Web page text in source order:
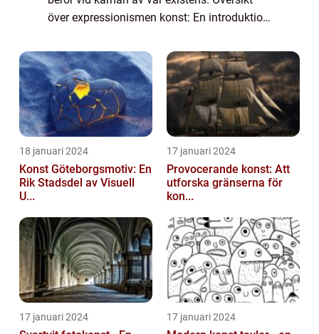
över expressionismen konst: En introduktion
konststilen Expressionismen konst är en
konstst...
18 januari 2024
Konst Göteborgsmotiv: En
Rik Stadsdel av Visuell
U...
17 januari 2024
Provocerande konst: Att
utforska gränserna för
kon...
17 januari 2024 17 januari 2024